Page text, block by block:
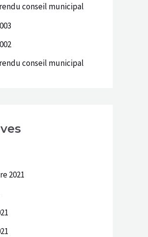
conseil municipal
conseil municipal
2021